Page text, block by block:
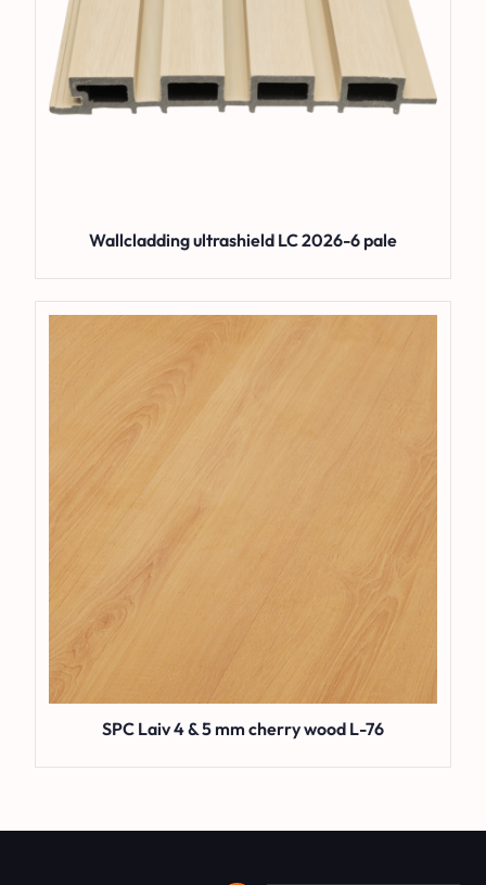
Wallcladding ultrashield LC 2026-6 pale
SPC Laiv 4 & 5 mm cherry wood L-76